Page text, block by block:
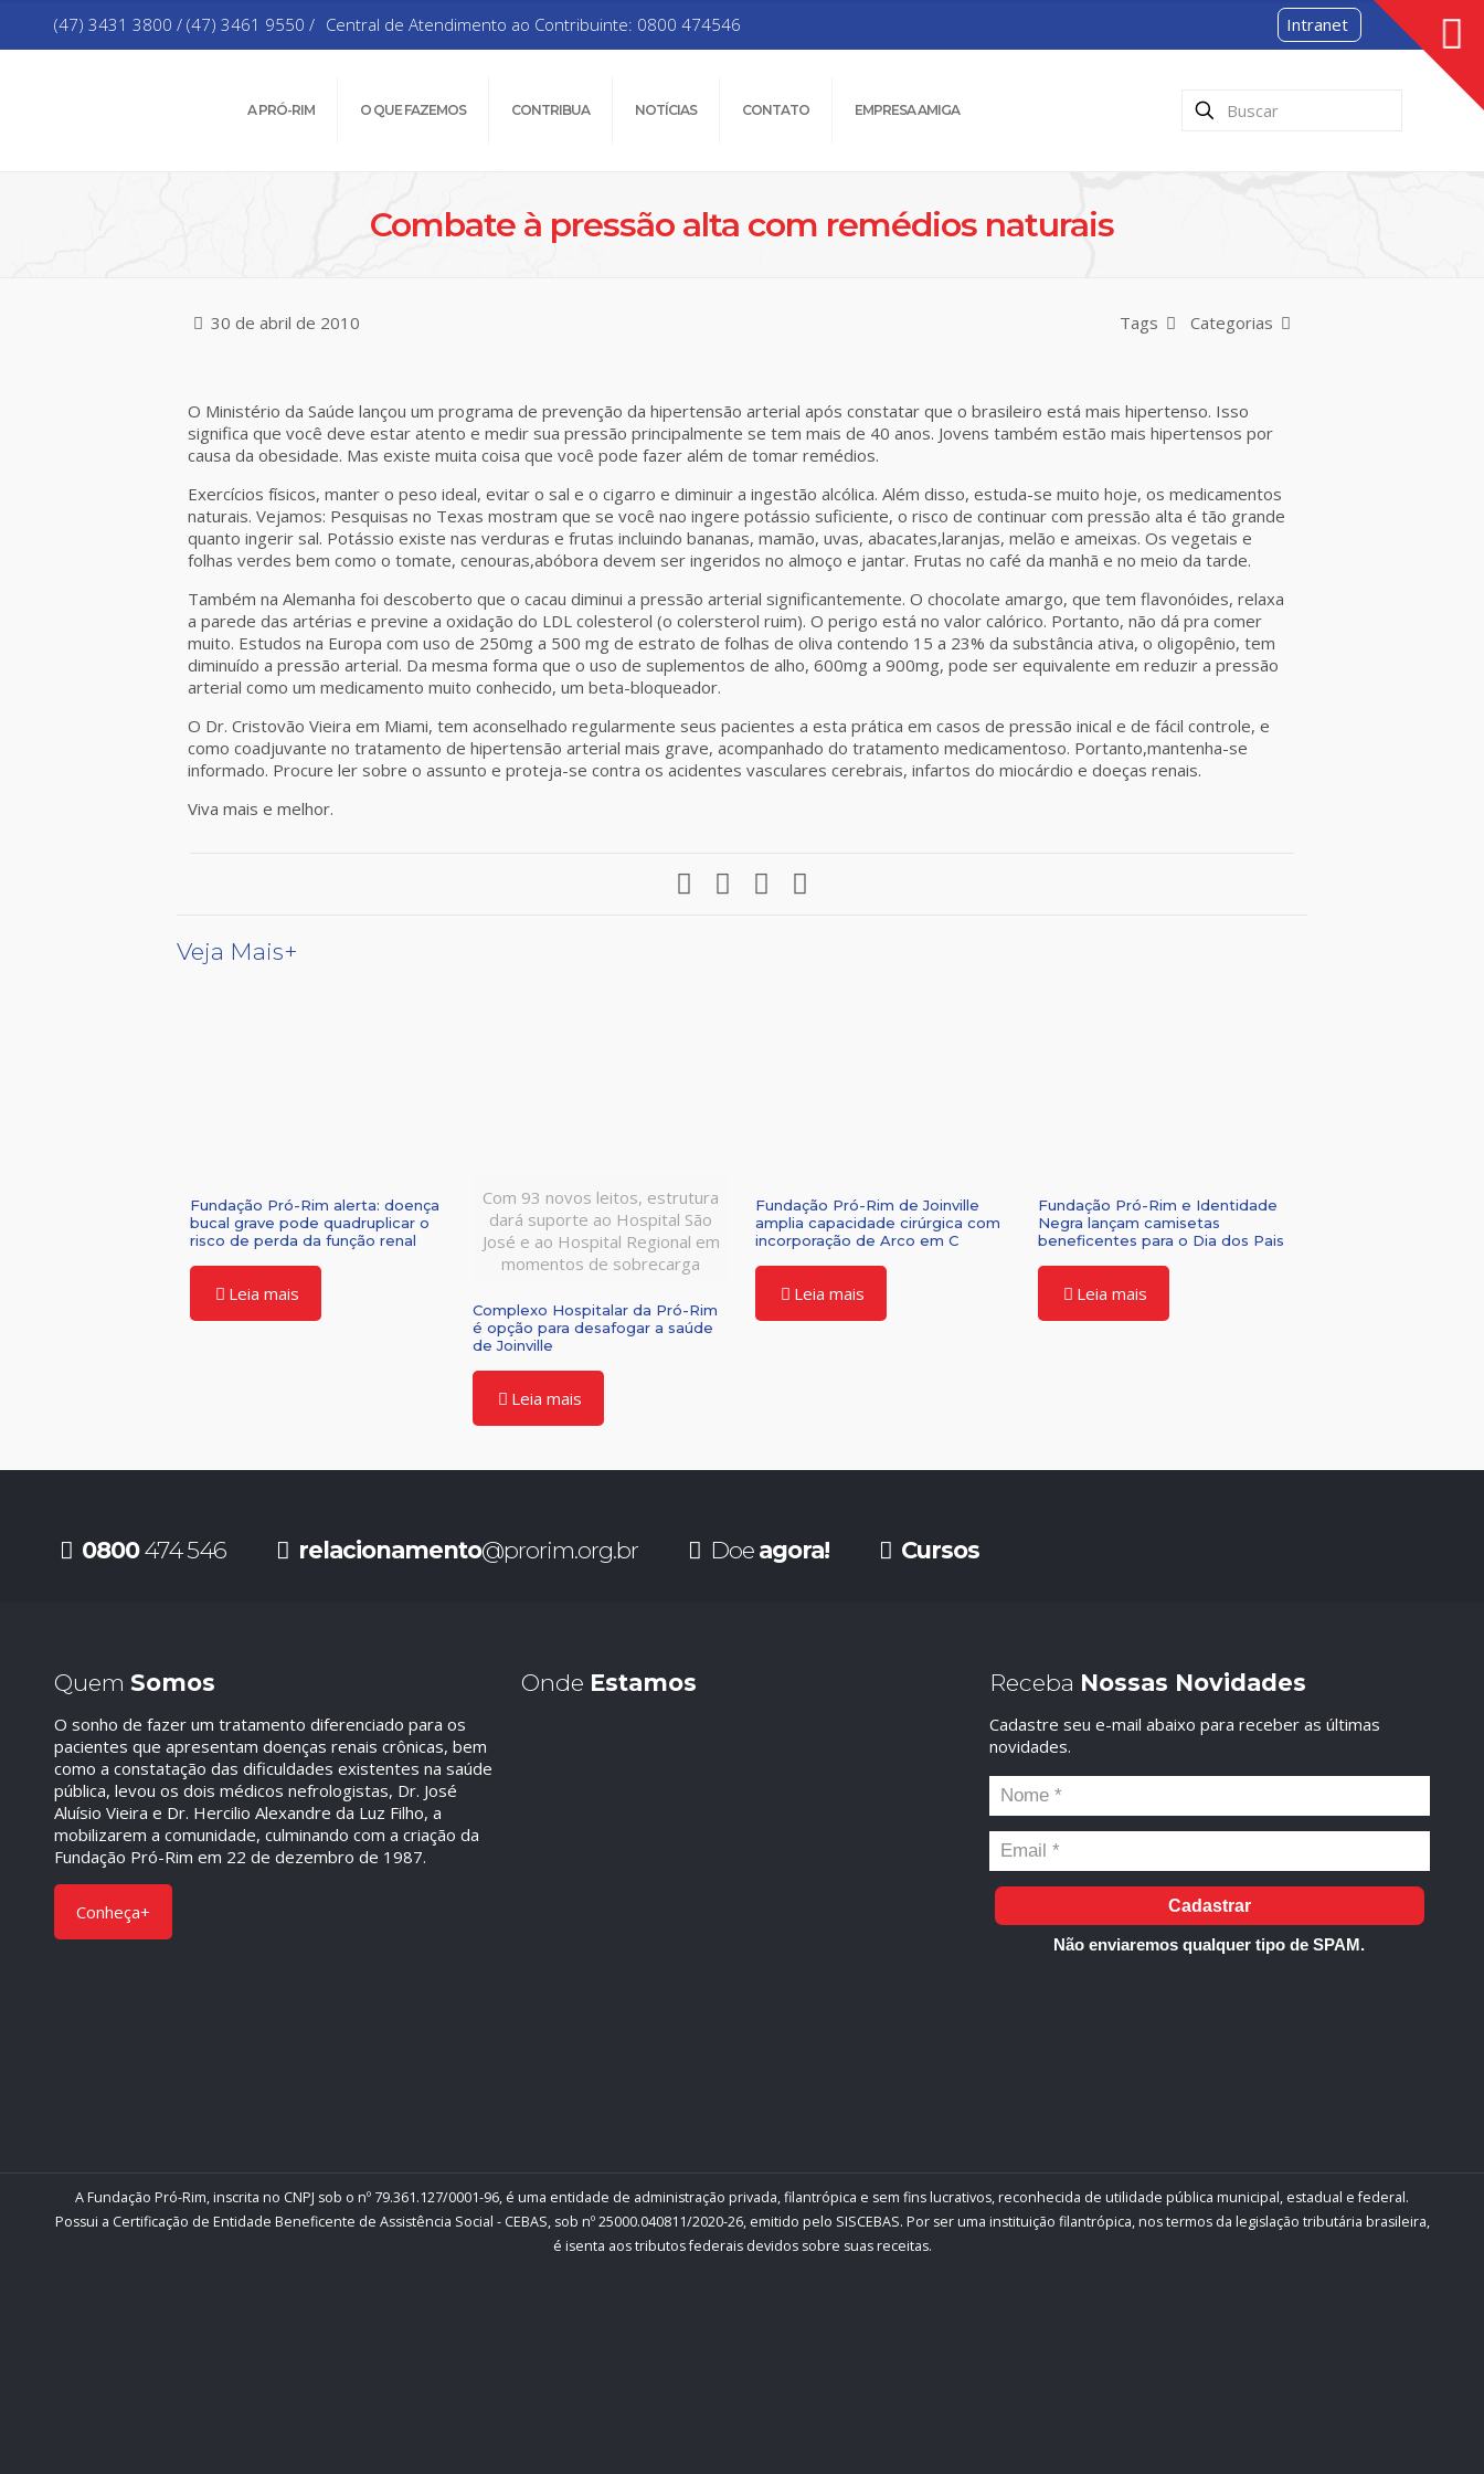
(47) 3431 3800 / (47) 3461 9550 / Central de Atendimento ao Contribuinte: 0800 474546 Intranet
A PRÓ-RIM O QUE FAZEMOS CONTRIBUA NOTÍCIAS CONTATO EMPRESA AMIGA
Combate à pressão alta com remédios naturais
30 de abril de 2010 Categorias
Tags
O Ministério da Saúde lançou um programa de prevenção da hipertensão arterial após constatar que o brasileiro está mais hipertenso. Isso
significa que você deve estar atento e medir sua pressão principalmente se tem mais de 40 anos. Jovens também estão mais hipertensos por
causa da obesidade. Mas existe muita coisa que você pode fazer além de tomar remédios.
Exercícios físicos, manter o peso ideal, evitar o sal e o cigarro e diminuir a ingestão alcólica. Além disso, estuda-se muito hoje, os medicamentos
naturais. Vejamos: Pesquisas no Texas mostram que se você nao ingere potássio suficiente, o risco de continuar com pressão alta é tão grande
quanto ingerir sal. Potássio existe nas verduras e frutas incluindo bananas, mamão, uvas, abacates,laranjas, melão e ameixas. Os vegetais e
folhas verdes bem como o tomate, cenouras,abóbora devem ser ingeridos no almoço e jantar. Frutas no café da manhã e no meio da tarde.
Também na Alemanha foi descoberto que o cacau diminui a pressão arterial significantemente. O chocolate amargo, que tem flavonóides, relaxa
a parede das artérias e previne a oxidação do LDL colesterol (o colersterol ruim). O perigo está no valor calórico. Portanto, não dá pra comer
muito. Estudos na Europa com uso de 250mg a 500 mg de estrato de folhas de oliva contendo 15 a 23% da substância ativa, o oligopênio, tem
diminuído a pressão arterial. Da mesma forma que o uso de suplementos de alho, 600mg a 900mg, pode ser equivalente em reduzir a pressão
arterial como um medicamento muito conhecido, um beta-bloqueador.
O Dr. Cristovão Vieira em Miami, tem aconselhado regularmente seus pacientes a esta prática em casos de pressão inical e de fácil controle, e
como coadjuvante no tratamento de hipertensão arterial mais grave, acompanhado do tratamento medicamentoso. Portanto,mantenha-se
informado. Procure ler sobre o assunto e proteja-se contra os acidentes vasculares cerebrais, infartos do miocárdio e doeças renais.
Viva mais e melhor.
Veja Mais+
Fundação Pró-Rim alerta: doença
bucal grave pode quadruplicar o
risco de perda da função renal
Leia mais
Com 93 novos leitos, estrutura
dará suporte ao Hospital São
José e ao Hospital Regional em
momentos de sobrecarga
Complexo Hospitalar da Pró-Rim
é opção para desafogar a saúde
de Joinville
Leia mais
Fundação Pró-Rim de Joinville
amplia capacidade cirúrgica com
incorporação de Arco em C
Leia mais
Fundação Pró-Rim e Identidade
Negra lançam camisetas
beneficentes para o Dia dos Pais
Leia mais
0800474 546 relacionamento@prorim.org.br Doe agora! Cursos
Quem Somos
O sonho de fazer um tratamento diferenciado para os
pacientes que apresentam doenças renais crônicas, bem
como a constatação das dificuldades existentes na saúde
pública, levou os dois médicos nefrologistas, Dr. José
Aluísio Vieira e Dr. Hercilio Alexandre da Luz Filho, a
mobilizarem a comunidade, culminando com a criação da
Fundação Pró-Rim em 22 de dezembro de 1987.
Conheça+
Onde Estamos Receba Nossas Novidades
Cadastre seu e-mail abaixo para receber as últimas
novidades.
Cadastrar
Não enviaremos qualquer tipo de SPAM.
A Fundação Pró-Rim, inscrita no CNPJ sob o nº 79.361.127/0001-96, é uma entidade de administração privada, filantrópica e sem fins lucrativos, reconhecida de utilidade pública municipal, estadual e federal.
Possui a Certificação de Entidade Beneficente de Assistência Social - CEBAS, sob nº 25000.040811/2020-26, emitido pelo SISCEBAS. Por ser uma instituição filantrópica, nos termos da legislação tributária brasileira,
é isenta aos tributos federais devidos sobre suas receitas.